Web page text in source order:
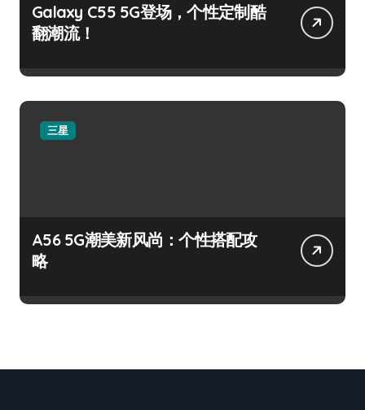
Galaxy C55 5G登场，个性定制酷
翻潮流！
三星
A56 5G潮美新风尚：个性搭配攻
略